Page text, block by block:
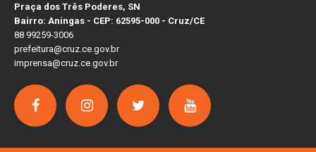
Praça dos Três Poderes, SN
Bairro: Aningas - CEP: 62595-000 - Cruz/CE
88 99259-3006
prefeitura@cruz.ce.gov.br
imprensa@cruz.ce.gov.br